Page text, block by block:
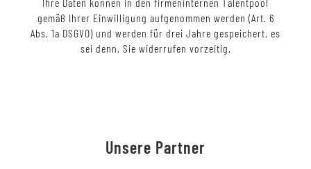
gemäß Ihrer Einwilligung aufgenommen werden (Art. 6
Abs. 1a DSGVO) und werden für drei Jahre gespeichert, es
sei denn, Sie widerrufen vorzeitig.
Unsere Partner